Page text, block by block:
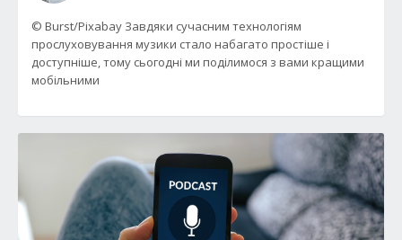
© Burst/Pixabay Завдяки сучасним технологіям
прослуховування музики стало набагато простіше і
доступніше, тому сьогодні ми поділимося з вами кращими
мобільними